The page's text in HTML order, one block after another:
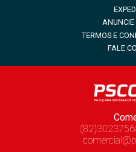
ANUNCIE
TERMOS E
FALE